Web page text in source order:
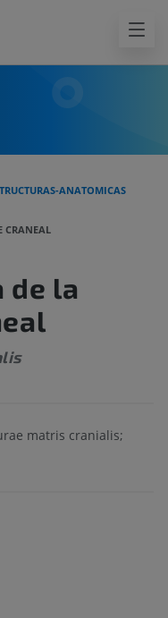
ANATOMICAS
CRANEAL
de la
matris cranialis;